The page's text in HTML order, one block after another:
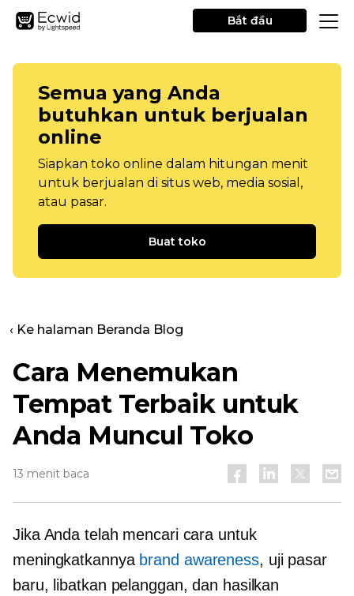
Bắt đầu
Semua yang Anda
butuhkan untuk berjualan
online
Siapkan toko online dalam hitungan menit
untuk berjualan di situs web, media sosial,
atau pasar.
Buat toko
‹ Ke halaman Beranda Blog
Cara Menemukan
Tempat Terbaik untuk
Anda Muncul Toko
13 menit baca
Jika Anda telah mencari cara untuk
meningkatkannya brand awareness, uji pasar
baru, libatkan pelanggan, dan hasilkan